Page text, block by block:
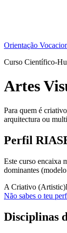
Orientação
Curso Científico-
Artes
Para quem é
arquitectura ou
Perfil
Este curso encaixa
dominantes
A Criativo (Artistic)
Não sabes o teu
Disciplinas